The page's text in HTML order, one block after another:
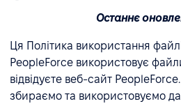
Останнє
Ця Політика використання
PeopleForce використовує
відвідуєте веб-сайт
збираємо та використовуємо